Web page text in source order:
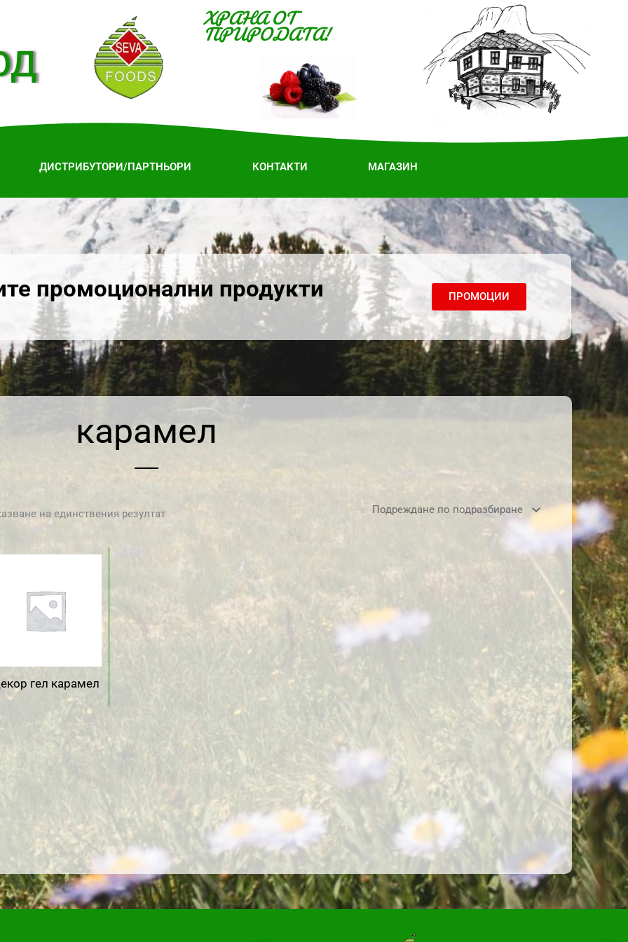
ХРАНА ОТ
ПРИРОДАТА!
ДИСТРИБУТОРИ/ПАРТНЬОРИ КОНТАКТИ МАГАЗИН
промоционални продукти ПРОМОЦИИ
карамел
на единствения резултат
гел карамел